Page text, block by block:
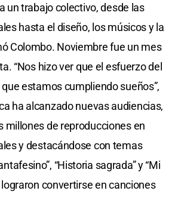
un trabajo colectivo, desde las
hasta el diseño, los músicos y la
Colombo. Noviembre fue un mes
“Nos hizo ver que el esfuerzo del
estamos cumpliendo sueños”,
ha alcanzado nuevas audiencias,
millones de reproducciones en
y destacándose con temas
“Historia sagrada” y “Mi
convertirse en canciones